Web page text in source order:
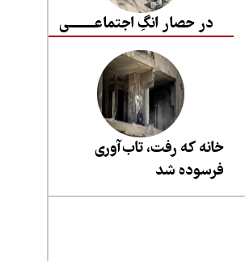
در حصار انگِ اجتماعــــــــی
خانه که رفت، تاب‌آوری
فرسوده شد